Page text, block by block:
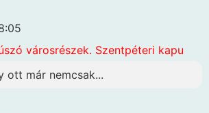
városrészek. Szentpéteri kapu
ott már nemcsak...